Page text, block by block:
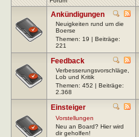
Ankündigungen
Neuigkeiten rund um die
Boerse
Themen: 19 | Beiträge:
221
Feedback
Verbesserungsvorschläge,
Lob und Kritik
Themen: 452 | Beiträge:
2.368
Einsteiger
Vorstellungen
Neu an Board? Hier wird
dir geholfen!